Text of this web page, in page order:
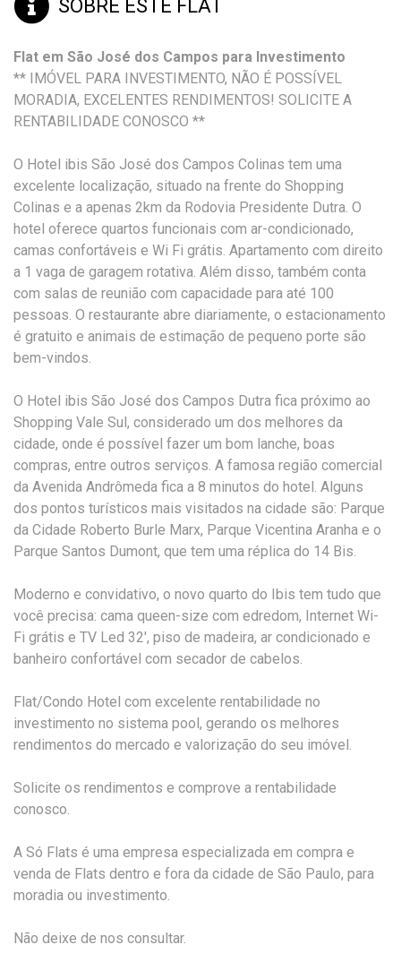
SOBRE ESTE FLAT
Flat em São José dos Campos para Investimento
** IMÓVEL PARA INVESTIMENTO, NÃO É POSSÍVEL
MORADIA, EXCELENTES RENDIMENTOS! SOLICITE A
RENTABILIDADE CONOSCO **
O Hotel ibis São José dos Campos Colinas tem uma
excelente localização, situado na frente do Shopping
Colinas e a apenas 2km da Rodovia Presidente Dutra. O
hotel oferece quartos funcionais com ar-condicionado,
camas confortáveis e Wi Fi grátis. Apartamento com direito
a 1 vaga de garagem rotativa. Além disso, também conta
com salas de reunião com capacidade para até 100
pessoas. O restaurante abre diariamente, o estacionamento
é gratuito e animais de estimação de pequeno porte são
bem-vindos.
O Hotel ibis São José dos Campos Dutra fica próximo ao
Shopping Vale Sul, considerado um dos melhores da
cidade, onde é possível fazer um bom lanche, boas
compras, entre outros serviços. A famosa região comercial
da Avenida Andrômeda fica a 8 minutos do hotel. Alguns
dos pontos turísticos mais visitados na cidade são: Parque
da Cidade Roberto Burle Marx, Parque Vicentina Aranha e o
Parque Santos Dumont, que tem uma réplica do 14 Bis.
Moderno e convidativo, o novo quarto do Ibis tem tudo que
você precisa: cama queen-size com edredom, Internet Wi-
Fi grátis e TV Led 32', piso de madeira, ar condicionado e
banheiro confortável com secador de cabelos.
Flat/Condo Hotel com excelente rentabilidade no
investimento no sistema pool, gerando os melhores
rendimentos do mercado e valorização do seu imóvel.
Solicite os rendimentos e comprove a rentabilidade
conosco.
A Só Flats é uma empresa especializada em compra e
venda de Flats dentro e fora da cidade de São Paulo, para
moradia ou investimento.
Não deixe de nos consultar.